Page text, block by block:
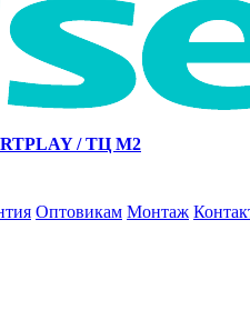
/ ТЦ М2
Оптовикам Монтаж